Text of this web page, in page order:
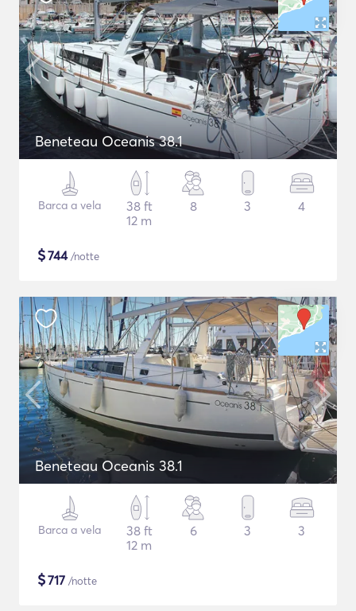
Beneteau Oceanis 38.1
Barca a vela
38 ft
12 m
8 3 4
$744/notte
Beneteau Oceanis 38.1
Barca a vela
38 ft
12 m
6 3 3
$717 /notte